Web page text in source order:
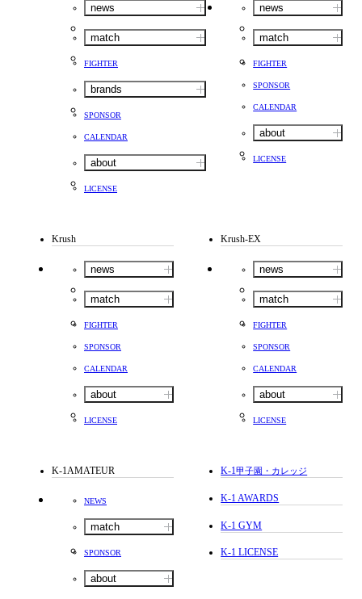
news
match
FIGHTER
brands
SPONSOR
CALENDAR
about
LICENSE
news
match
FIGHTER
SPONSOR
CALENDAR
about
LICENSE
Krush
news
match
FIGHTER
SPONSOR
CALENDAR
about
LICENSE
Krush-EX
news
match
FIGHTER
SPONSOR
CALENDAR
about
LICENSE
K-1AMATEUR
NEWS
match
SPONSOR
about
K-1甲子園・カレッジ
K-1 AWARDS
K-1 GYM
K-1 LICENSE